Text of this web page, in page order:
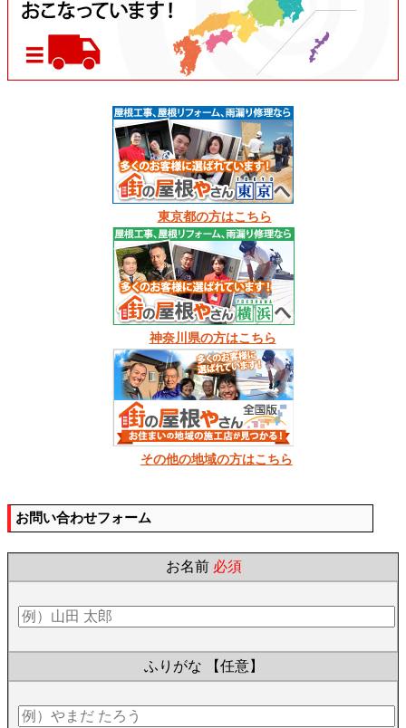
東京都の方はこちら
神奈川県の方はこちら
その他の地域の方はこちら
お問い合わせフォーム
お名前 必須
ふりがな 【任意】